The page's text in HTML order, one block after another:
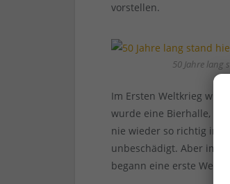
vorstellen.
50 Jahre lang
Im Ersten Weltkrieg
wurde eine Bierhalle, die
nie wieder so richtig in
unbeschädigt. Aber im
begann eine erste Welle